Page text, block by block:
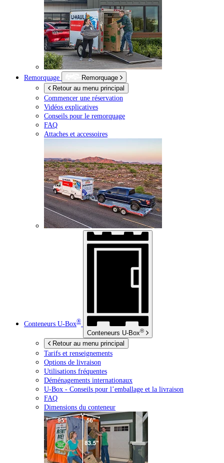
Remorquage
Remorquage
Retour au menu principal
Commencer une réservation
Vidéos explicatives
Conseils pour le remorquage
FAQ
Attaches et accessoires
Conteneurs U-Box®
Conteneurs U-Box®
Retour au menu principal
Tarifs et renseignements
Options de livraison
Utilisations fréquentes
Déménagements internationaux
U-Box - Conseils pour l’emballage et la livraison
FAQ
Dimensions du conteneur